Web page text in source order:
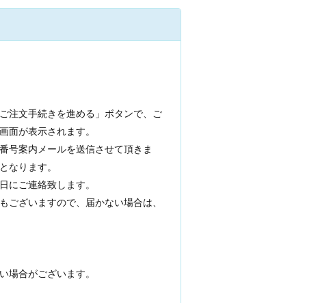
注文手続きを進める」ボタンで、ご
面が表示されます。
号案内メールを送信させて頂きま
なります。
にご連絡致します。
ざいますので、届かない場合は、
場合がございます。